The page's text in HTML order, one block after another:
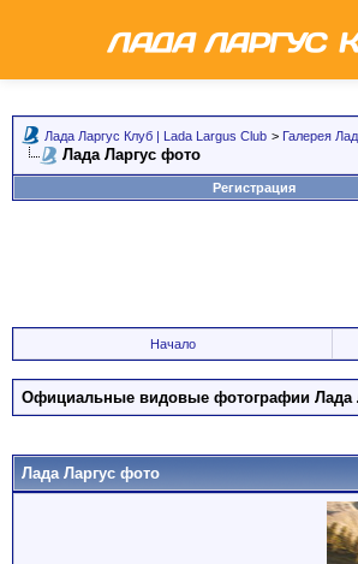
Лада Ларгус Клуб | Lada Largus Club > Галерея
Лада Ларгус фото
Регистрация
Начало
Официальные видовые фотографии Лада
Лада Ларгус фото